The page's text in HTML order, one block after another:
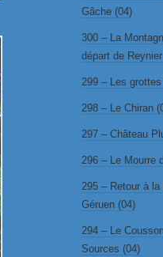
Gâche (04)
300 – La
départ de
299 – Les
298 – Le Chiran
297 – Château
296 – Le Mourre
295 – Retour à
Géruen (04)
294 – Le
Sources (04)